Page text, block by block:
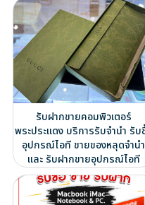
รับฝากขายคอมพิวเตอร์
พระประแดง บริการรับจำนำ รับ
อุปกรณ์ไอที ขายของหลุดจำนำ
และ รับฝากขายอุปกรณ์ไอที